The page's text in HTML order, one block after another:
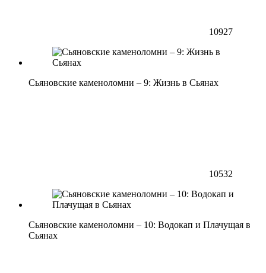
10927
Сьяновские каменоломни – 9: Жизнь в Сьянах
10532
Сьяновские каменоломни – 10: Водокап и Плачущая в
Сьянах